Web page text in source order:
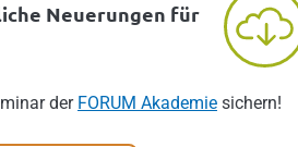
Neuerungen für
der FORUM Akademie sichern!